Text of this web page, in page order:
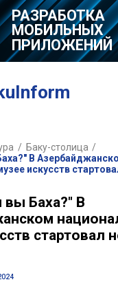
РАЗРАБОТКА
МОБИЛЬНЫХ
ПРИЛОЖЕНИЙ
/ Баку-столица /
В
искусств
Баха?" В
стартовал